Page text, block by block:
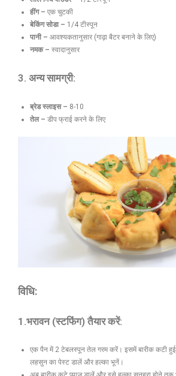
हींग – एक चुटकी
बेकिंग सोडा – 1/4 टीस्पून
पानी – आवश्यकतानुसार (गाढ़ा बैटर बनाने के लिए)
नमक – स्वादानुसार
3. अन्य सामग्री:
ब्रेड स्लाइस – 8-10
तेल – डीप फ्राई करने के लिए
विधि:
1.भरावन (स्टफिंग) तैयार करें:
एक पैन में 2 टेबलस्पून तेल गरम करें। इसमें बारीक कटी हुई
लहसुन का पेस्ट डालें और हल्का भूनें।